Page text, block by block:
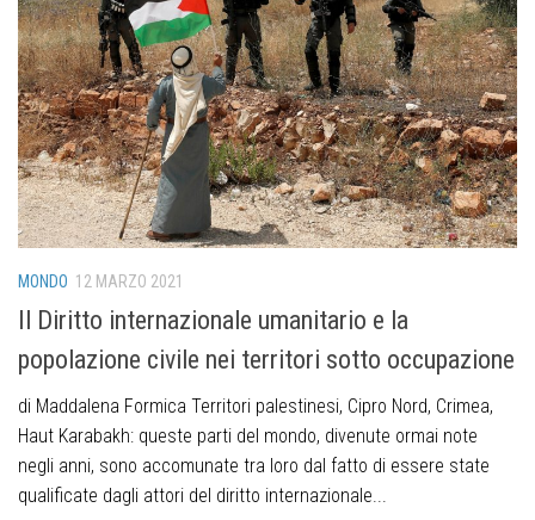
MONDO 12 MARZO 2021
Il Diritto internazionale umanitario e la
popolazione civile nei territori sotto occupazione
di Maddalena Formica Territori palestinesi, Cipro Nord, Crimea,
Haut Karabakh: queste parti del mondo, divenute ormai note
negli anni, sono accomunate tra loro dal fatto di essere state
qualificate dagli attori del diritto internazionale...